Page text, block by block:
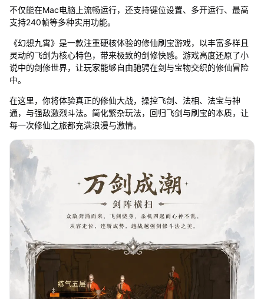
不仅能在Mac电脑上流畅运行，还支持键位设置、多开运行、最高
支持240帧等多种实用功能。
《幻想九霄》是一款注重硬核体验的修仙刷宝游戏，以丰富多样且
灵动的飞剑为核心特色，带来极致的剑修快感。游戏高度还原了小
说中的剑修世界，让玩家能够自由驰骋在剑与宝物交织的修仙冒险
中。
在这里，你将体验真正的修仙大战，操控飞剑、法相、法宝与神
通，与强敌激烈斗法。简化繁杂玩法，回归飞剑与刷宝的本质，让
每一次修仙之旅都充满浪漫与激情。